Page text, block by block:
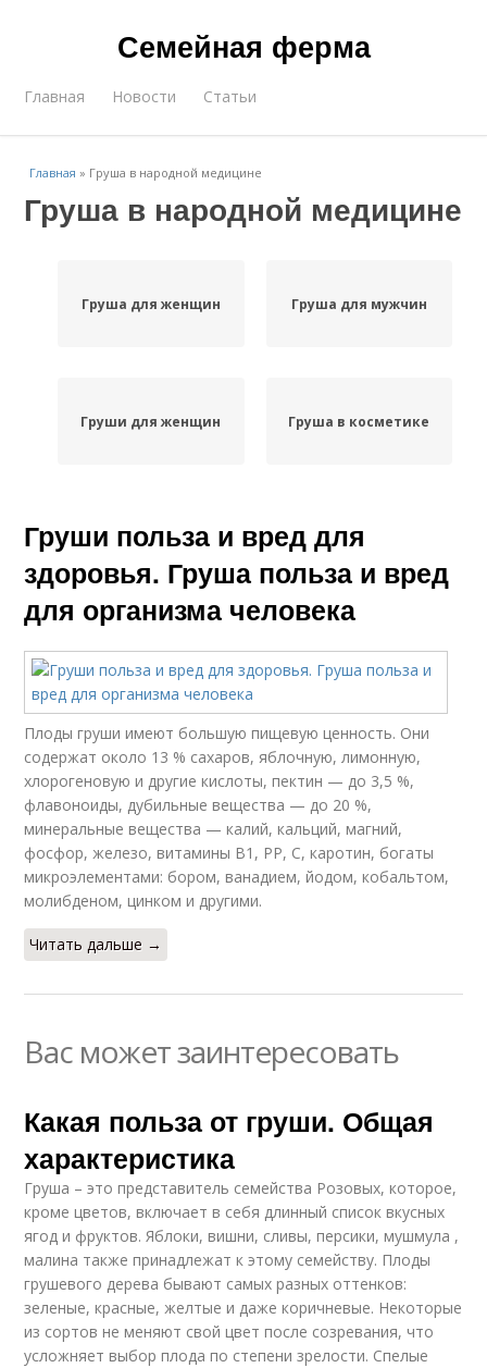
Семейная ферма
Главная Новости Статьи
Главная » Груша в народной медицине
Груша в народной медицине
Груша для женщин Груша для мужчин
Груши для женщин Груша в косметике
Груши польза и вред для
здоровья. Груша польза и вред
для организма человека
Плоды груши имеют большую пищевую ценность. Они
содержат около 13 % сахаров, яблочную, лимонную,
хлорогеновую и другие кислоты, пектин — до 3,5 %,
флавоноиды, дубильные вещества — до 20 %,
минеральные вещества — калий, кальций, магний,
фосфор, железо, витамины В1, РР, С, каротин, богаты
микроэлементами: бором, ванадием, йодом, кобальтом,
молибденом, цинком и другими.
Читать дальше →
Вас может заинтересовать
Какая польза от груши. Общая
характеристика
Груша – это представитель семейства Розовых, которое,
кроме цветов, включает в себя длинный список вкусных
ягод и фруктов. Яблоки, вишни, сливы, персики, мушмула ,
малина также принадлежат к этому семейству. Плоды
грушевого дерева бывают самых разных оттенков:
зеленые, красные, желтые и даже коричневые. Некоторые
из сортов не меняют свой цвет после созревания, что
усложняет выбор плода по степени зрелости. Спелые